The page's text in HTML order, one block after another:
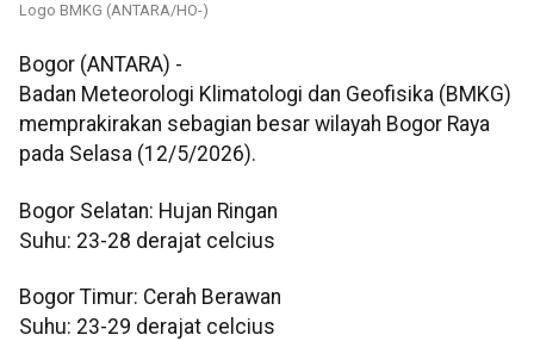
Logo BMKG (ANTARA/HO-)
Bogor (ANTARA) -
Badan Meteorologi Klimatologi dan Geofisika (BMKG)
memprakirakan sebagian besar wilayah Bogor Raya
pada Selasa (12/5/2026).
Bogor Selatan: Hujan Ringan
Suhu: 23-28 derajat celcius
Bogor Timur: Cerah Berawan
Suhu: 23-29 derajat celcius